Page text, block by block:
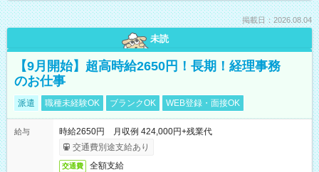
掲載日：2026.08.04
未読
【9月開始】超高時給2650円！長期！経理事務
のお仕事
派遣 職種未経験OK ブランクOK WEB登録・面接OK
給与
時給2650円 月収例 424,000円+残業代
交通費別途支給あり
交通費 全額支給